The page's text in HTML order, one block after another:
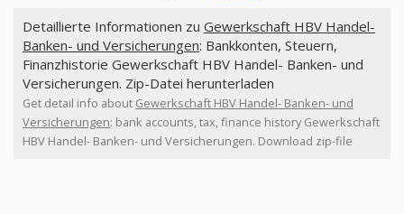
Detaillierte Informationen zu Gewerkschaft HBV Handel-
Banken- und Versicherungen: Bankkonten, Steuern,
Finanzhistorie Gewerkschaft HBV Handel- Banken- und
Versicherungen. Zip-Datei herunterladen
Get detail info about Gewerkschaft HBV Handel- Banken- und
Versicherungen: bank accounts, tax, finance history Gewerkschaft
HBV Handel- Banken- und Versicherungen. Download zip-file